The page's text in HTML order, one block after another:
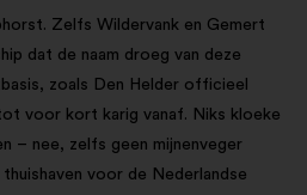
Zelfs Wildervank en Gemert
dat de naam droeg van deze
zoals Den Helder officieel
voor kort karig vanaf. Niks kloeke
– nee, zelfs geen mijnenveger
voor de Nederlandse